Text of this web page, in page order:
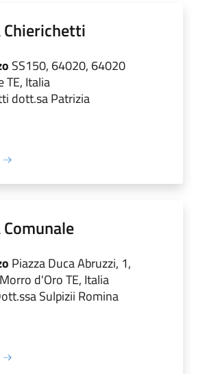
Chierichetti
SS150, 64020, 64020
TE, Italia
dott.sa Patrizia
Piazza Duca Abruzzi, 1,
d'Oro TE, Italia
Sulpizii Romina